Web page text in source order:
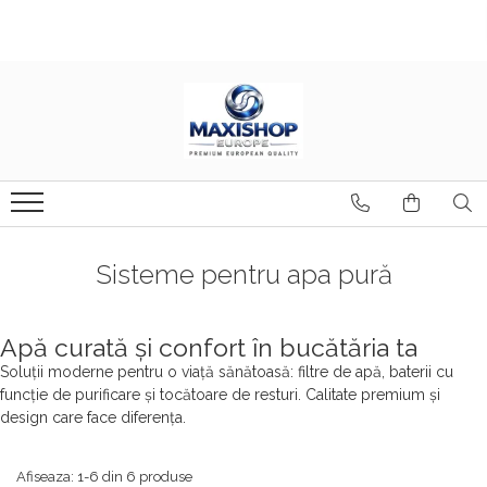
Baterii Cada
Sisteme de dus incastrate
Baterii Bideu si Dus Igienic
Accesorii
Baterii podea
Baterii cu pipa flexibila
Baterii pentru filtru de apa
TOP 5 Baterii Sanitare
Baterii finisaj Monarch
ALTELE
ATROX
BASIC
Accesoriu
Lampă baterie
Lampă de perete
Lampă de tavan
Lampă pandantiv
Sisteme pentru apa pură
Apă curată și confort în bucătăria ta
Soluții moderne pentru o viață sănătoasă: filtre de apă, baterii cu
funcție de purificare și tocătoare de resturi. Calitate premium și
design care face diferența.
Afiseaza: 1-6 din 6 produse